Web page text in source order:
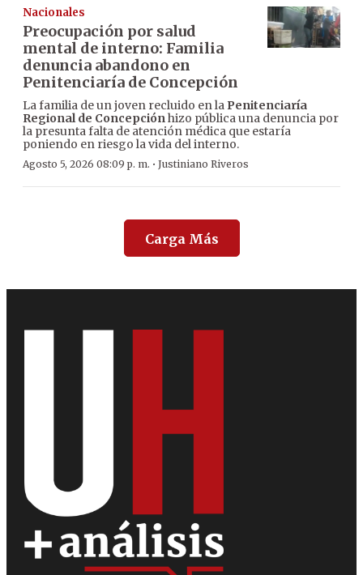
Nacionales
Preocupación por salud
mental de interno: Familia
denuncia abandono en
Penitenciaría de Concepción
La familia de un joven recluido en la Penitenciaría
Regional de Concepciónhizo pública una denuncia por
la presunta falta de atención médica que estaría
poniendo en riesgo la vida del interno.
Agosto 5, 2026 08:09 p. m. · Justiniano Riveros
Carga Más